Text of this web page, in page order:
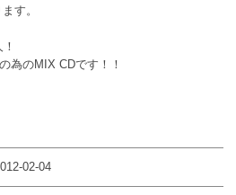
す。
為のMIX CDです！！
02-04